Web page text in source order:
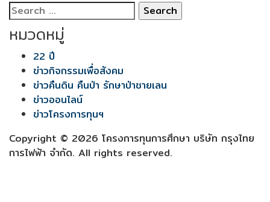
Search
for:
หมวดหมู่
22 ปี
ข่าวกิจกรรมเพื่อสังคม
ข่าวคืนดิน คืนป่า รักษาป่าชายเลน
ข่าวออนไลน์
ข่าวโครงการทุนฯ
Copyright © 2026 โครงการทุนการศึกษา บริษัท กรุงไทย
การไฟฟ้า จำกัด. All rights reserved.